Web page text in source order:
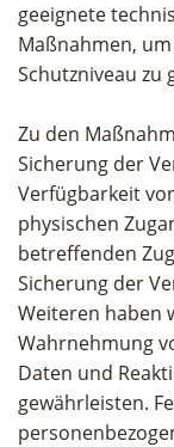
geeignete
Maßnahmen,
Schutzniveau zu
Zu den
Sicherung der
Verfügbarkeit
physischen
betreffenden
Sicherung der
Weiteren haben
Wahrnehmung
Daten und
gewährleisten.